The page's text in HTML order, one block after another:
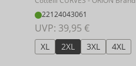
22124043061
UVP: 39,95 €
XL 2XL 3XL 4XL